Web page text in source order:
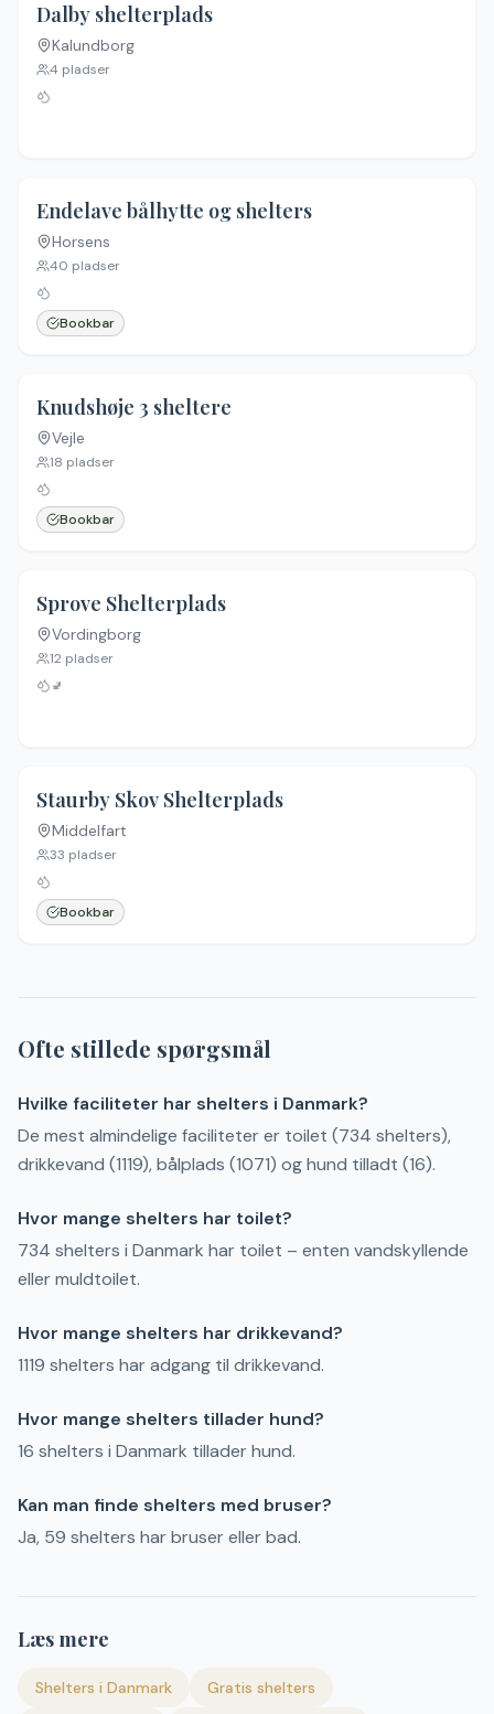
Ingen billeder
Dalby shelterplads
Kalundborg
4 pladser
Endelave bålhytte og shelters
Horsens
40 pladser
Bookbar
Knudshøje 3 sheltere
Vejle
18 pladser
Bookbar
Sprove Shelterplads
Vordingborg
12 pladser
🚽
Staurby Skov Shelterplads
Middelfart
33 pladser
Bookbar
Ofte stillede spørgsmål
Hvilke faciliteter har shelters i Danmark?
De mest almindelige faciliteter er toilet (734 shelters),
drikkevand (1119), bålplads (1071) og hund tilladt (16).
Hvor mange shelters har toilet?
734 shelters i Danmark har toilet – enten vandskyllende
eller muldtoilet.
Hvor mange shelters har drikkevand?
1119 shelters har adgang til drikkevand.
Hvor mange shelters tillader hund?
16 shelters i Danmark tillader hund.
Kan man finde shelters med bruser?
Ja, 59 shelters har bruser eller bad.
Læs mere
Shelters i Danmark Gratis shelters